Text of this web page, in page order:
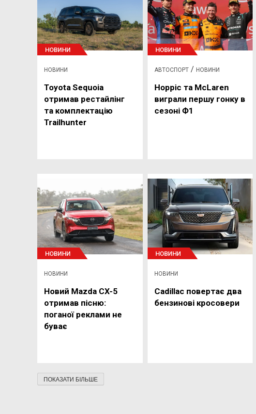
НОВИНИ
НОВИНИ
Toyota Sequoia
отримав рестайлінг
та комплектацію
Trailhunter
НОВИНИ
АВТОСПОРТ/ НОВИНИ
Норріс та McLaren
виграли першу гонку в
сезоні Ф1
НОВИНИ
НОВИНИ
Новий Mazda CX-5
отримав пісню:
поганої реклами не
буває
НОВИНИ
НОВИНИ
Cadillac повертає два
бензинові кросовери
ПОКАЗАТИ БІЛЬШЕ